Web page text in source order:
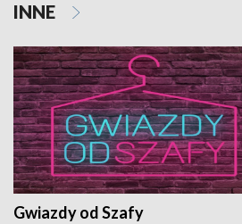
INNE
Gwiazdy od Szafy